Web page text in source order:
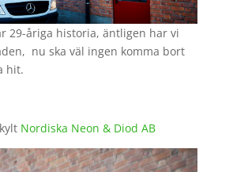
29-åriga historia, äntligen har vi
nu ska väl ingen komma bort
hit.
Nordiska Neon & Diod AB